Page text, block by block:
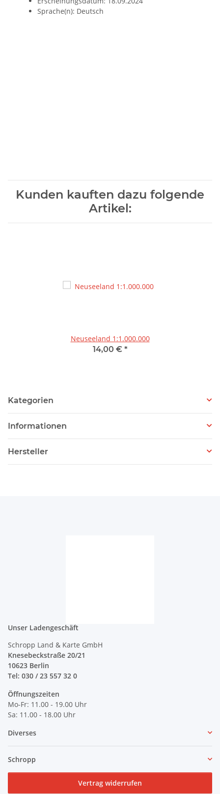
Sprache(n): Deutsch
Kunden kauften dazu folgende
Artikel:
Neuseeland 1:1.000.000
14,00 € *
Kategorien
Informationen
Hersteller
Unser Ladengeschäft
Schropp Land & Karte GmbH
Knesebeckstraße 20/21
10623 Berlin
Tel: 030 / 23 557 32 0
Öffnungszeiten
Mo-Fr: 11.00 - 19.00 Uhr
Sa: 11.00 - 18.00 Uhr
Diverses
Schropp
Vertrag widerrufen